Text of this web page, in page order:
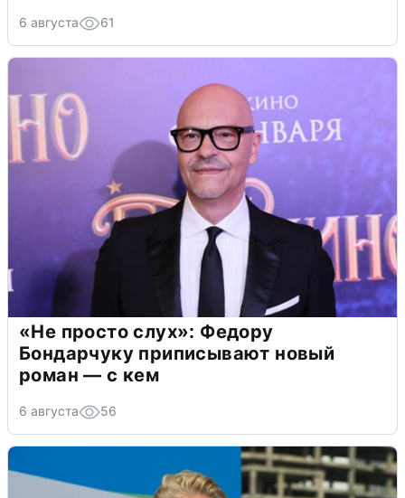
6 августа 61
«Не просто слух»: Федору
Бондарчуку приписывают новый
роман — с кем
6 августа 56